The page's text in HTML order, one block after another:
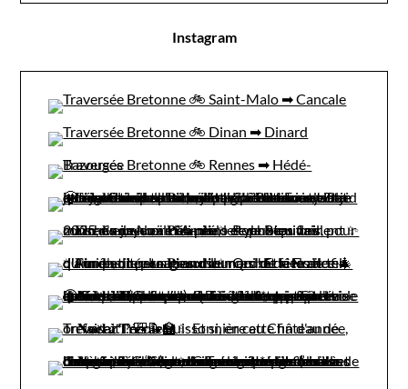
Instagram